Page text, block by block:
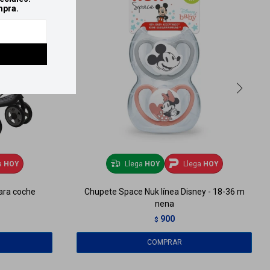
HOY
coche
Llega HOY Llega HOY
Chupete Space Nuk línea Disney - 18-36 m
nena
$ 900